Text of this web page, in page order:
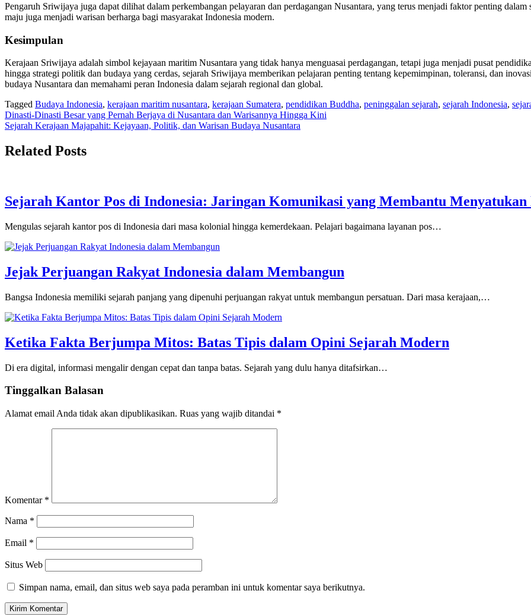
Pengaruh Sriwijaya juga dapat dilihat dalam perkembangan pelayaran dan perdagangan Nusantara, yang terus menjadi faktor penting
maju juga menjadi warisan berharga bagi masyarakat Indonesia modern.
Kesimpulan
Kerajaan Sriwijaya adalah simbol kejayaan maritim Nusantara yang tidak hanya menguasai perdagangan, tetapi juga menjadi pusat
hingga strategi politik dan budaya yang cerdas, sejarah Sriwijaya memberikan pelajaran penting tentang kepemimpinan, toleransi, dan
budaya Nusantara dan memahami peran Indonesia dalam sejarah regional dan global.
Tagged Budaya Indonesia, kerajaan maritim nusantara, kerajaan Sumatera, pendidikan Buddha, peninggalan sejarah, sejarah Indonesia,
Navigasi
pos
Dinasti-Dinasti Besar yang Pernah Berjaya di Nusantara dan Warisannya Hingga Kini
Sejarah Kerajaan Majapahit: Kejayaan, Politik, dan Warisan Budaya Nusantara
Related Posts
Sejarah Kantor Pos di Indonesia: Jaringan Komunikasi yang Membantu Menyatukan
Mengulas sejarah kantor pos di Indonesia dari masa kolonial hingga kemerdekaan. Pelajari bagaimana layanan pos…
Jejak Perjuangan Rakyat Indonesia dalam Membangun
Bangsa Indonesia memiliki sejarah panjang yang dipenuhi perjuangan rakyat untuk membangun persatuan. Dari masa kerajaan,…
Ketika Fakta Berjumpa Mitos: Batas Tipis dalam Opini Sejarah Modern
Di era digital, informasi mengalir dengan cepat dan tanpa batas. Sejarah yang dulu hanya ditafsirkan…
Tinggalkan Balasan
Alamat email Anda tidak akan dipublikasikan. Ruas yang wajib ditandai *
Komentar *
Nama *
Email *
Situs Web
Simpan nama, email, dan situs web saya pada peramban ini untuk komentar saya berikutnya.